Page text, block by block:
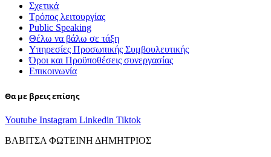
Σχετικά
Τρόπος λειτουργίας
Public Speaking
Θέλω να βάλω σε τάξη
Υπηρεσίες Προσωπικής Συμβουλευτικής
Όροι και Προϋποθέσεις συνεργασίας
Επικοινωνία
Θα με βρεις επίσης
Youtube Instagram Linkedin Tiktok
ΒΑΒΙΤΣΑ ΦΩΤΕΙΝΗ ΔΗΜΗΤΡΙΟΣ